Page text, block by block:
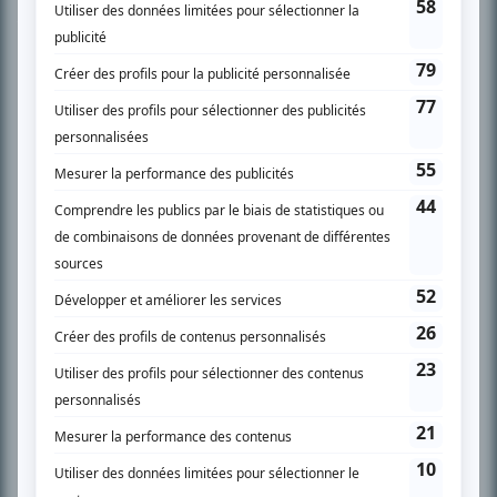
télévision» a d’abord oeuvré au magazine TV Hebdo de 1996 à 2001. Sa
spécialité: la télé québécoise. On peut l’entendre régulièrement commenter
l’actualité télévisuelle au 98,5.